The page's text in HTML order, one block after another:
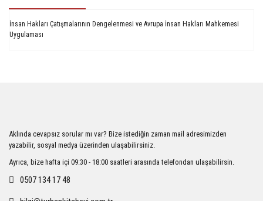
İnsan Hakları Çatışmalarının Dengelenmesi ve Avrupa İnsan Hakları Mahkemesi
Uygulaması
Ürün açıklamasında eksik bilgiler bulunuyor.
Ürün bilgilerinde hatalar bulunuyor.
Ürün fiyatı diğer sitelerden daha pahalı.
Aklında cevapsız sorular mı var? Bize istediğin zaman mail adresimizden
yazabilir, sosyal medya üzerinden ulaşabilirsiniz.
Ayrıca, bize hafta içi 09:30 - 18:00 saatleri arasında telefondan ulaşabilirsin.
0507 134 17 48